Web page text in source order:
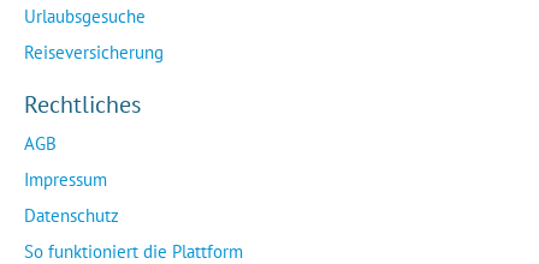
Urlaubsgesuche
Reiseversicherung
Rechtliches
AGB
Impressum
Datenschutz
So funktioniert die Plattform